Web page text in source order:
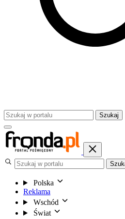
Szukaj
Polska
Reklama
Wschód
Świat